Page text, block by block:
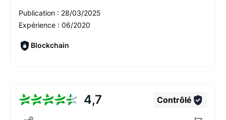
Publication : 28/03/2025
Expérience : 06/2020
Blockchain
4,7 Contrôlé